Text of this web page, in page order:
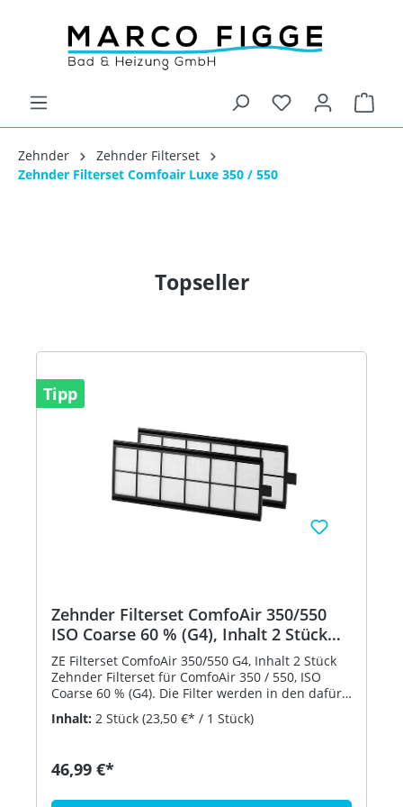
Zehnder
Zehnder Filterset
Zehnder Filterset Comfoair Luxe 350 / 550
Topseller
Tipp
Zehnder Filterset ComfoAir 350/550
ISO Coarse 60 % (G4), Inhalt 2 Stück
400100085
ZE Filterset ComfoAir 350/550 G4, Inhalt 2 Stück
Zehnder Filterset für ComfoAir 350 / 550, ISO
Coarse 60 % (G4). Die Filter werden in den dafür
Lüftungsgerät eingesetzt. Der Austausch der
Austausch kann werkzeuglos durch den Benutzer
Inhalt: 2 Stück (23,50 €* / 1 Stück)
46,99 €*